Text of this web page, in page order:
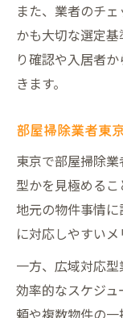
また、業者のチ
かも大切な選定
り確認や入居者
きます。
部屋掃除業者東
東京で部屋掃除
型かを見極める
地元の物件事情
に対応しやすいメ
一方、広域対応
効率的なスケジ